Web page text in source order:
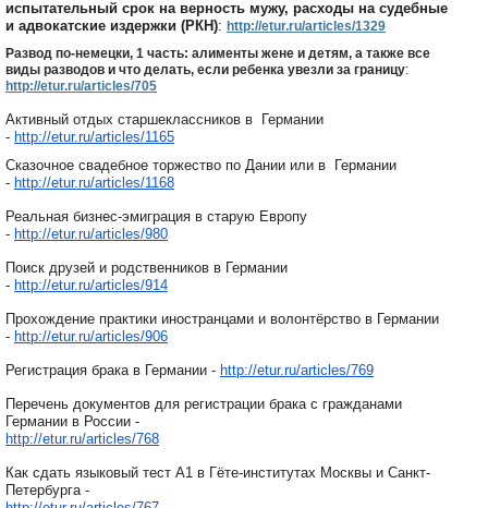
испытательный срок на верность мужу, расходы на судебные
и адвокатские издержки (РКН): http://etur.ru/articles/1329
Развод по-немецки, 1 часть: алименты жене и детям, а также все
виды разводов и что делать, если ребенка увезли за границу:
http://etur.ru/articles/705
Активный отдых старшеклассников в Германии
- http://etur.ru/articles/1165
Сказочное свадебное торжество по Дании или в Германии
- http://etur.ru/articles/1168
Реальная бизнес-эмиграция в старую Европу
- http://etur.ru/articles/980
Поиск друзей и родственников в Германии
- http://etur.ru/articles/914
Прохождение практики иностранцами и волонтёрство в Германии
- http://etur.ru/articles/906
Регистрация брака в Германии - http://etur.ru/articles/769
Перечень документов для регистрации брака с гражданами
Германии в России -
http://etur.ru/articles/768
Как сдать языковый тест А1 в Гёте-институтах Москвы и Санкт-
Петербурга -